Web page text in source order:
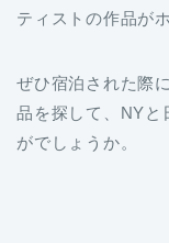
ティストの作品が
ぜひ宿泊された際
品を探して、NYと
がでしょうか。